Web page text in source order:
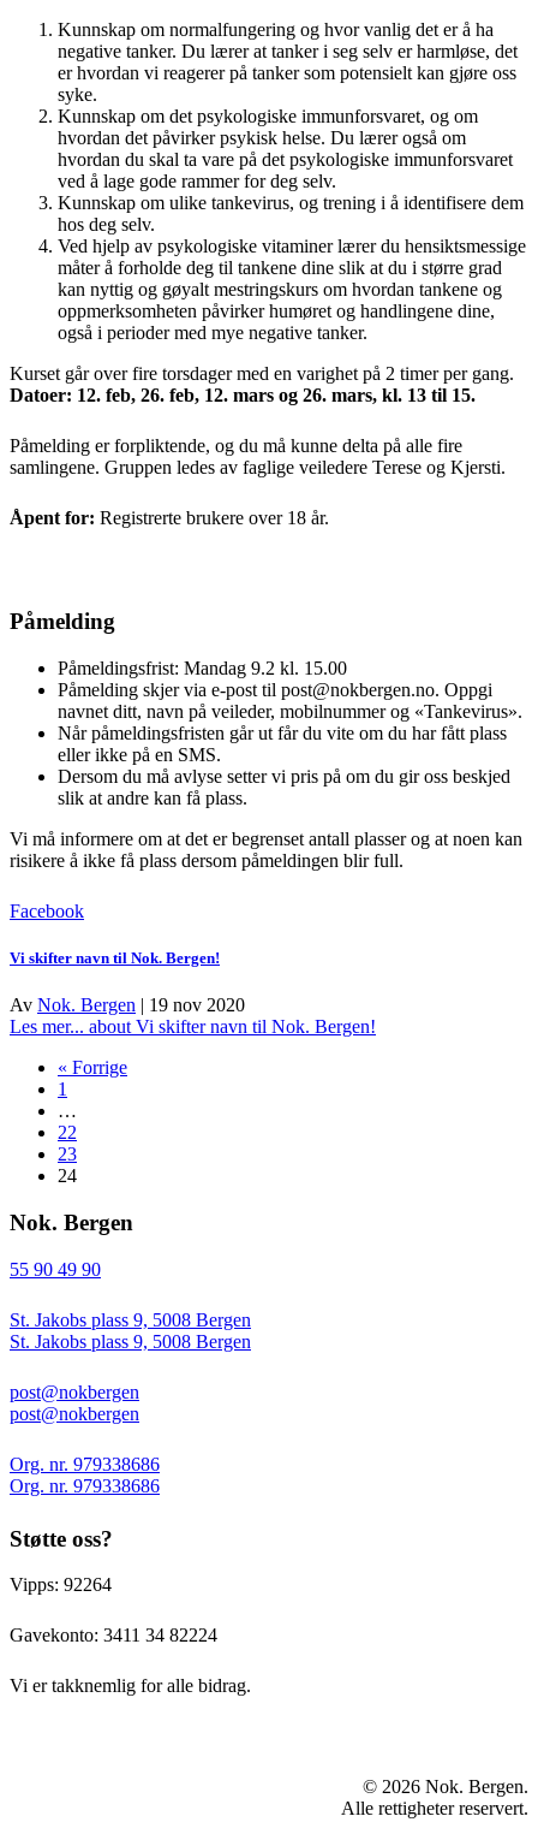
Kunnskap om normalfungering og hvor vanlig det er å ha
negative tanker. Du lærer at tanker i seg selv er harmløse, det
er hvordan vi reagerer på tanker som potensielt kan gjøre oss
syke.
Kunnskap om det psykologiske immunforsvaret, og om
hvordan det påvirker psykisk helse. Du lærer også om
hvordan du skal ta vare på det psykologiske immunforsvaret
ved å lage gode rammer for deg selv.
Kunnskap om ulike tankevirus, og trening i å identifisere dem
hos deg selv.
Ved hjelp av psykologiske vitaminer lærer du hensiktsmessige
måter å forholde deg til tankene dine slik at du i større grad
kan nyttig og gøyalt mestringskurs om hvordan tankene og
oppmerksomheten påvirker humøret og handlingene dine,
også i perioder med mye negative tanker.
Kurset går over fire torsdager med en varighet på 2 timer per gang.
Datoer: 12. feb, 26. feb, 12. mars og 26. mars, kl. 13 til 15.
Påmelding er forpliktende, og du må kunne delta på alle fire
samlingene. Gruppen ledes av faglige veiledere Terese og Kjersti.
Åpent for: Registrerte brukere over 18 år.
Påmelding
Påmeldingsfrist: Mandag 9.2 kl. 15.00
Påmelding skjer via e-post til post@nokbergen.no. Oppgi
navnet ditt, navn på veileder, mobilnummer og «Tankevirus».
Når påmeldingsfristen går ut får du vite om du har fått plass
eller ikke på en SMS.
Dersom du må avlyse setter vi pris på om du gir oss beskjed
slik at andre kan få plass.
Vi må informere om at det er begrenset antall plasser og at noen kan
risikere å ikke få plass dersom påmeldingen blir full.
Facebook
Vi skifter navn til Nok. Bergen!
Av Nok. Bergen | 19 nov 2020
Les mer... about Vi skifter navn til Nok. Bergen!
« Forrige
1
…
22
23
24
Nok. Bergen
55 90 49 90
St. Jakobs plass 9, 5008 Bergen
St. Jakobs plass 9, 5008 Bergen
post@nokbergen
post@nokbergen
Org. nr. 979338686
Org. nr. 979338686
Støtte oss?
Vipps: 92264
Gavekonto: 3411 34 82224
Vi er takknemlig for alle bidrag.
© 2026 Nok. Bergen.
Alle rettigheter reservert.